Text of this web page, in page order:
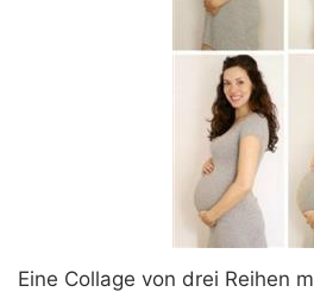
Eine Collage von drei Reihen